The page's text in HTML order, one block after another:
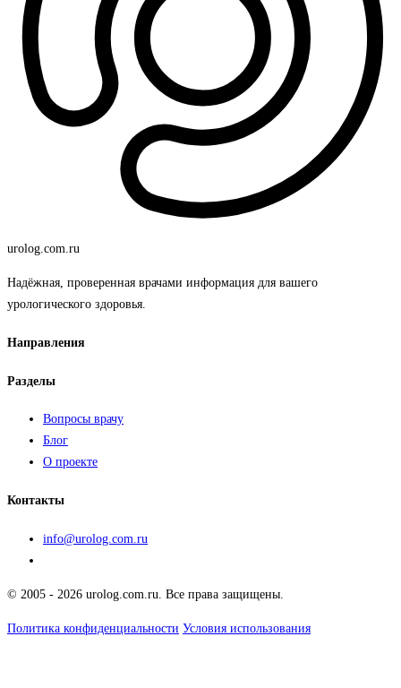
urolog.com.ru
Надёжная, проверенная врачами информация для вашего
урологического здоровья.
Направления
Разделы
Вопросы врачу
Блог
О проекте
Контакты
info@urolog.com.ru
© 2005 - 2026 urolog.com.ru. Все права защищены.
Политика конфиденциальности Условия использования